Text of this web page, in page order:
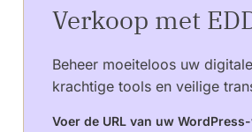
Verkoop met
Beheer moeiteloos uw
krachtige tools en veilige
Voer de URL van uw